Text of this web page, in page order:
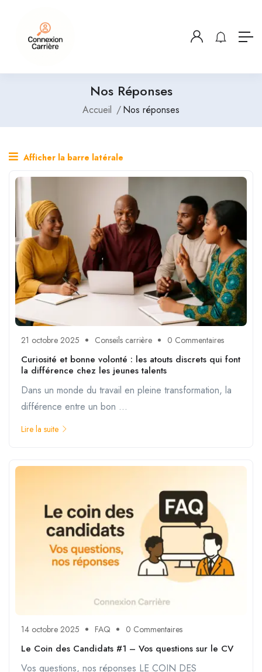
Nos Réponses
Accueil Nos réponses
Afficher la barre latérale
21 octobre 2025 Conseils carrière 0 Commentaires
Curiosité et bonne volonté : les atouts discrets qui font
la différence chez les jeunes talents
Dans un monde du travail en pleine transformation, la
différence entre un bon ...
Lire la suite
14 octobre 2025 FAQ 0 Commentaires
Le Coin des Candidats #1 – Vos questions sur le CV
Vos questions, nos réponses LE COIN DES